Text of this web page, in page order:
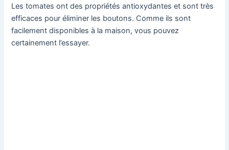
Les tomates ont des propriétés antioxydantes et sont très
efficaces pour éliminer les boutons. Comme ils sont
facilement disponibles à la maison, vous pouvez
certainement l’essayer.